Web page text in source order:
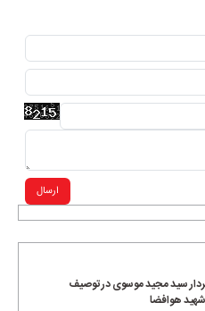
سید مجید موسوی در توصیف
هوافضا
ارسال